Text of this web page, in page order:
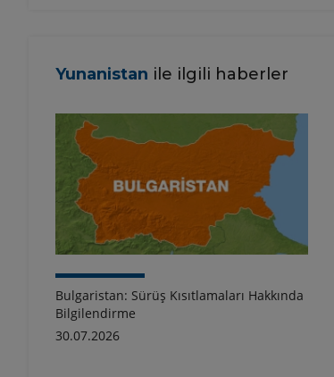
Yunanistan ile ilgili haberler
Bulgaristan: Sürüş Kısıtlamaları Hakkında
Bilgilendirme
30.07.2026